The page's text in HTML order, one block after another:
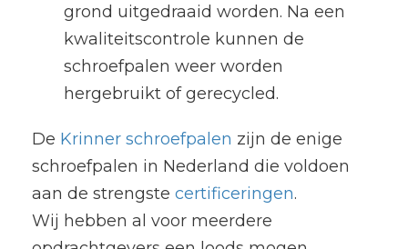
grond uitgedraaid worden. Na een
kwaliteitscontrole kunnen de
schroefpalen weer worden
hergebruikt of gerecycled.
De Krinner schroefpalen zijn de enige
schroefpalen in Nederland die voldoen
aan de strengste certificeringen.
Wij hebben al voor meerdere